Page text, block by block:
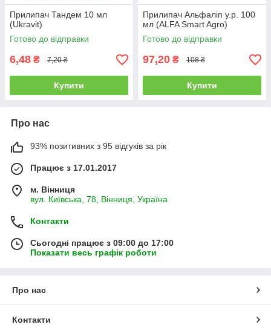
Прилипач Тандем 10 мл
(Ukravit)
Готово до відправки
6,48 ₴ 7,20 ₴
Купити
Прилипач Альфаліп у.р. 100
мл (ALFA Smart Agro)
Готово до відправки
97,20 ₴ 108 ₴
Купити
Про нас
93% позитивних з 95 відгуків за рік
Працює з 17.01.2017
м. Вінниця
вул. Київська, 78, Вінниця, Україна
Контакти
Сьогодні працює з 09:00 до 17:00
Показати весь графік роботи
Про нас
Контакти